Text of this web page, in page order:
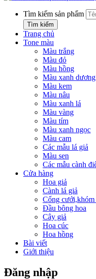
Tìm kiếm sản phẩm
Tìm kiếm
Trang chủ
Tone màu
Màu trắng
Màu đỏ
Màu hồng
Màu xanh dương
Màu kem
Màu nâu
Màu xanh lá
Màu vàng
Màu tím
Màu xanh ngọc
Màu cam
Các mẫu lá giả
Màu sen
Các mẫu cành
Cửa hàng
Hoa giả
Cành lá giả
Cổng cưới,khóm
Đầu bông hoa
Cây giả
Hoa cúc
Hoa hồng
Bài viết
Giới thiệu
Đăng nhập